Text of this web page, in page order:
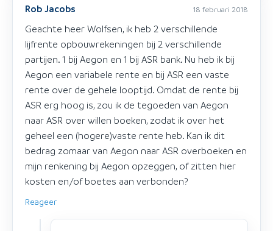
Rob Jacobs 18 februari 2018
Geachte heer Wolfsen, ik heb 2 verschillende
lijfrente opbouwrekeningen bij 2 verschillende
partijen. 1 bij Aegon en 1 bij ASR bank. Nu heb ik bij
Aegon een variabele rente en bij ASR een vaste
rente over de gehele looptijd. Omdat de rente bij
ASR erg hoog is, zou ik de tegoeden van Aegon
naar ASR over willen boeken, zodat ik over het
geheel een (hogere)vaste rente heb. Kan ik dit
bedrag zomaar van Aegon naar ASR overboeken en
mijn renkening bij Aegon opzeggen, of zitten hier
kosten en/of boetes aan verbonden?
Reageer